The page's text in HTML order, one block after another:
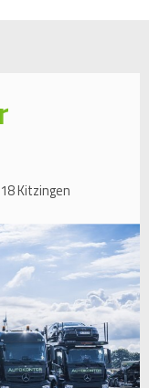
Kitzingen